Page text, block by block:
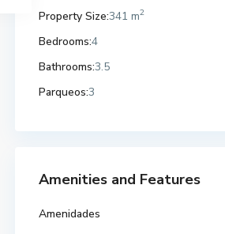
Property Size:341 m2
Bedrooms:4
Bathrooms:3.5
Parqueos:3
Amenities and Features
Amenidades